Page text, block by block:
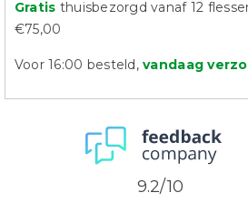
Gratis thuisbezorgd vanaf 12
€75,00
Voor 16:00 besteld,vandaag
9.2/10